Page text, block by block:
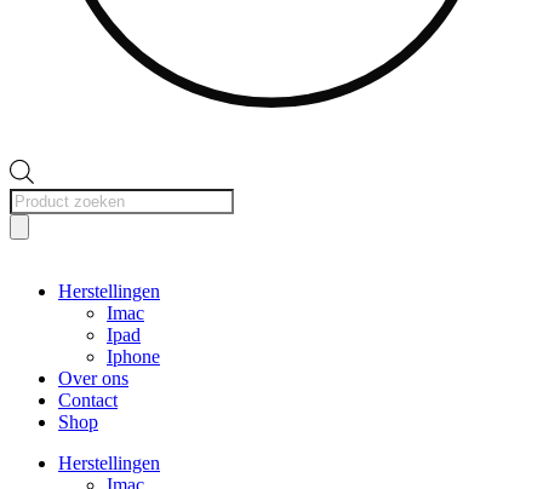
Producten
zoeken
Herstellingen
Imac
Ipad
Iphone
Over ons
Contact
Shop
Herstellingen
Imac